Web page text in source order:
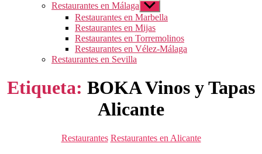
Restaurantes en Málaga Mostrar
el
submenú
Restaurantes en Marbella
Restaurantes en Mijas
Restaurantes en Torremolinos
Restaurantes en Vélez-Málaga
Restaurantes en Sevilla
Etiqueta: BOKA Vinos y Tapas
Alicante
Categorías
Restaurantes Restaurantes en Alicante